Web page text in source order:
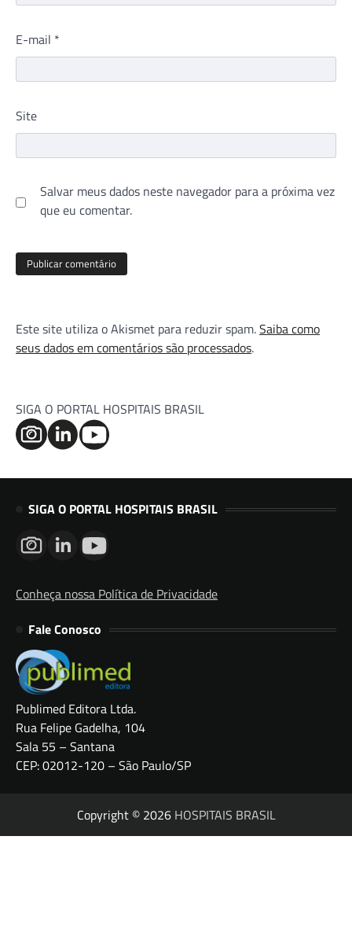
E-mail *
Site
Salvar meus dados neste navegador para a próxima vez
que eu comentar.
Este site utiliza o Akismet para reduzir spam.Saiba como
seus dados em comentários são processados.
SIGA O PORTAL HOSPITAIS BRASIL
SIGA O PORTAL HOSPITAIS BRASIL
Conheça nossa Política de Privacidade
Fale Conosco
Publimed Editora Ltda.
Rua Felipe Gadelha, 104
Sala 55 – Santana
CEP: 02012-120 – São Paulo/SP
Copyright © 2026 HOSPITAIS BRASIL